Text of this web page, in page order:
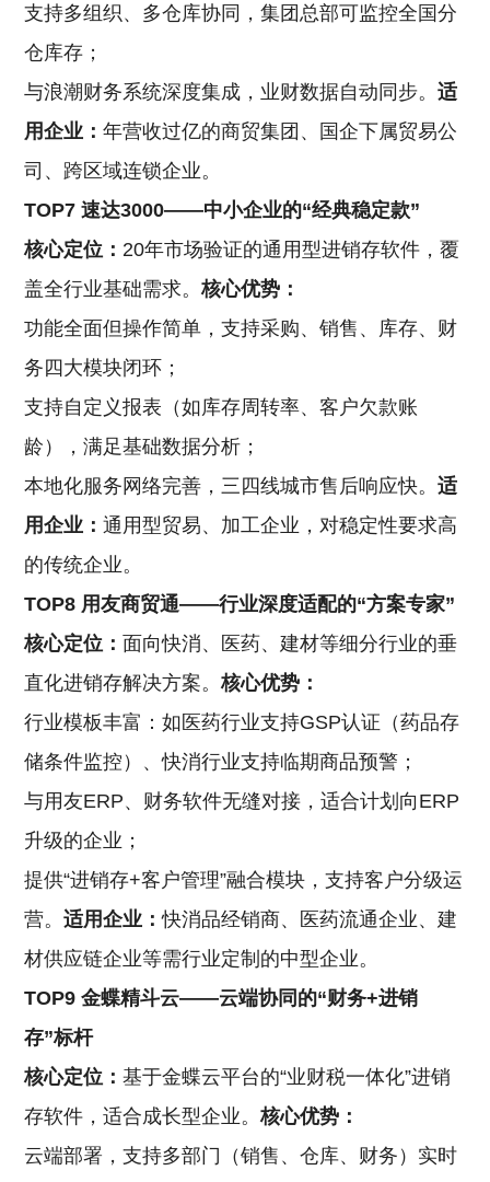
支持多组织、多仓库协同，集团总部可监控全国分
仓库存；
与浪潮财务系统深度集成，业财数据自动同步。适
用企业：年营收过亿的商贸集团、国企下属贸易公
司、跨区域连锁企业。
TOP7 速达3000——中小企业的“经典稳定款”
核心定位： 20年市场验证的通用型进销存软件，覆
盖全行业基础需求。核心优势：
功能全面但操作简单，支持采购、销售、库存、财
务四大模块闭环；
支持自定义报表（如库存周转率、客户欠款账
龄），满足基础数据分析；
本地化服务网络完善，三四线城市售后响应快。适
用企业：通用型贸易、加工企业，对稳定性要求高
的传统企业。
TOP8 用友商贸通——行业深度适配的“方案专家”
核心定位：面向快消、医药、建材等细分行业的垂
直化进销存解决方案。核心优势：
行业模板丰富：如医药行业支持GSP认证（药品存
储条件监控）、快消行业支持临期商品预警；
与用友ERP、财务软件无缝对接，适合计划向ERP
升级的企业；
提供“进销存+客户管理”融合模块，支持客户分级运
营。适用企业：快消品经销商、医药流通企业、建
材供应链企业等需行业定制的中型企业。
TOP9 金蝶精斗云——云端协同的“财务+进销
存”标杆
核心定位：基于金蝶云平台的“业财税一体化”进销
存软件，适合成长型企业。核心优势：
云端部署，支持多部门（销售、仓库、财务）实时